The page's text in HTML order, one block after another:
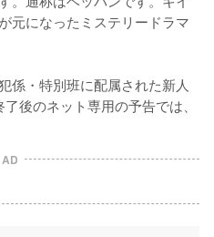
元になったミステリードラマ
係・特別班に配属された新人
後のネット専用の予告では、
AD